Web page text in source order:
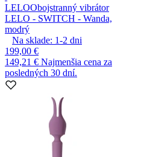
LELOObojstranný vibrátor
LELO - SWITCH - Wanda,
modrý
Na sklade: 1-2 dni
199,00 €
149,21 € Najmenšia cena za
posledných 30 dní.